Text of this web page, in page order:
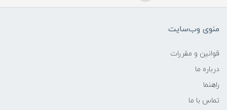
منوی وب‌سایت
قوانین و مقررات
درباره ما
راهنما
تماس با ما